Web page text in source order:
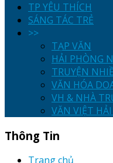
TP YÊU THÍCH
SÁNG TÁC TRẺ
>>
TẠP VĂN
HẢI PHÒNG
TRUYỆN
VĂN HÓA
VH & NHÀ
VĂN VIỆT
Thông Tin
Trang chủ